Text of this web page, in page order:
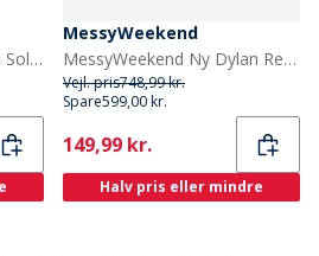
MessyWeekend Brooklyn Solbriller Crystal
MessyWeekend
MessyWeekend Ny Dylan Reveal Solbriller Bottle Green/Transparent
Vejl. pris748,99 kr.
Spare599,00 kr.
Current
149,99 kr.
Halv pris eller mindre